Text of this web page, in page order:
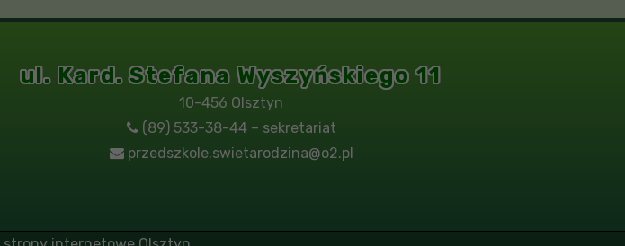
ul. Kard. Stefana Wyszyńskiego 11
10-456 Olsztyn
(89) 533-38-44 – sekretariat
przedszkole.swietarodzina@o2.pl